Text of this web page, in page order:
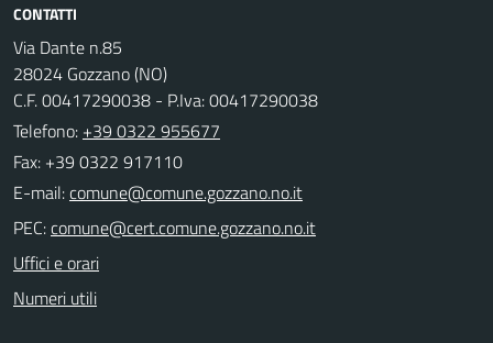
CONTATTI
Via Dante n.85
28024 Gozzano (NO)
C.F. 00417290038 - P.Iva: 00417290038
Telefono: +39 0322 955677
Fax: +39 0322 917110
E-mail:
PEC:
Uffici e orari
Numeri utili